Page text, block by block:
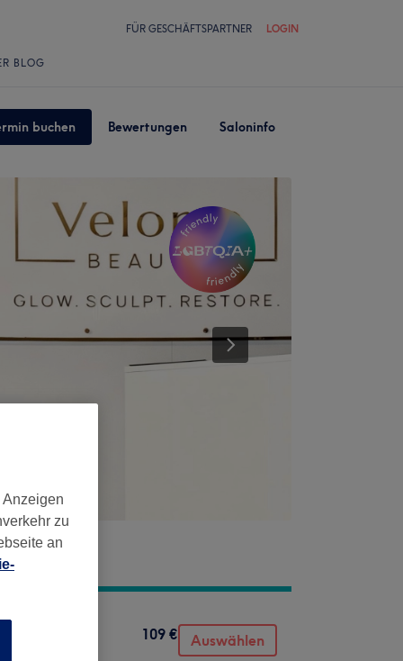
FÜR GESCHÄFTSPARTNER LOGIN
BLOG
buchen Bewertungen Saloninfo
109 € Auswählen
zu
an